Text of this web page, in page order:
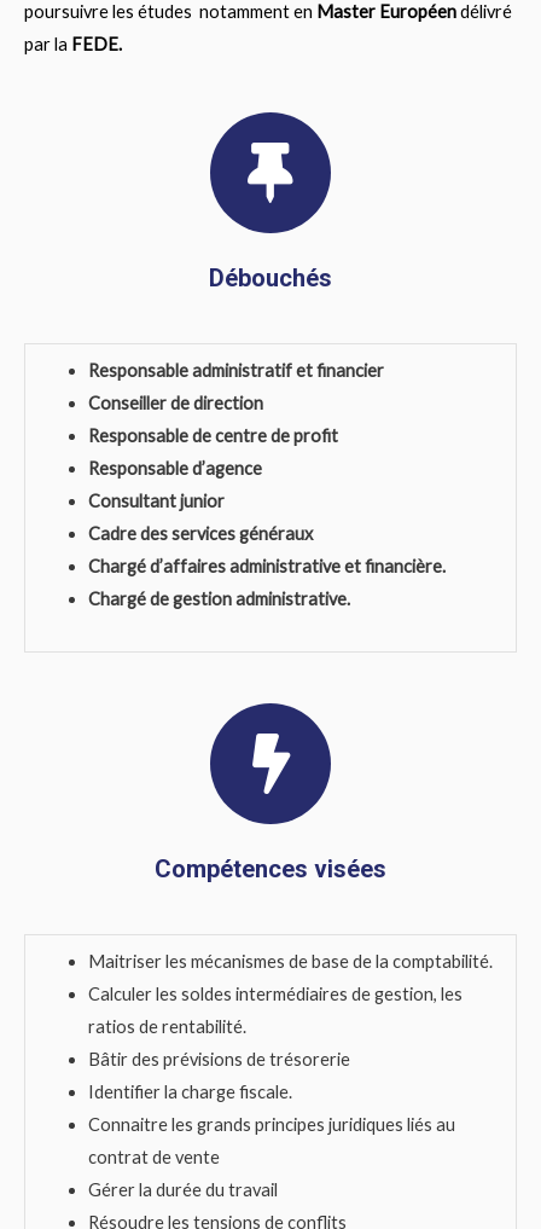
poursuivre les études notamment en Master Européendélivré
par la FEDE.
Débouchés
Responsable administratif et financier
Conseiller de direction
Responsable de centre de profit
Responsable d’agence
Consultant junior
Cadre des services généraux
Chargé d’affaires administrative et financière.
Chargé de gestion administrative.
Compétences visées
Maitriser les mécanismes de base de la comptabilité.
Calculer les soldes intermédiaires de gestion, les
ratios de rentabilité.
Bâtir des prévisions de trésorerie
Identifier la charge fiscale.
Connaitre les grands principes juridiques liés au
contrat de vente
Gérer la durée du travail
Résoudre les tensions de conflits